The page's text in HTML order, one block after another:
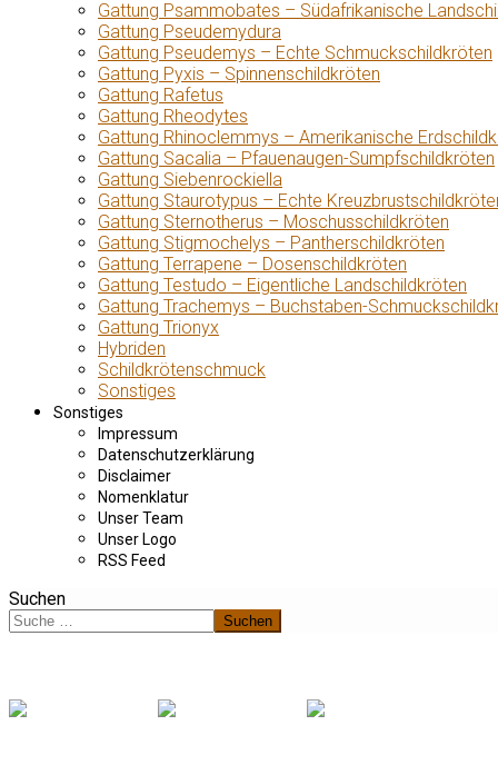
Gattung Psammobates – Südafrikanische
Gattung Pseudemydura
Gattung Pseudemys – Echte Schmuckschildkröten
Gattung Pyxis – Spinnenschildkröten
Gattung Rafetus
Gattung Rheodytes
Gattung Rhinoclemmys – Amerikanische
Gattung Sacalia – Pfauenaugen-Sumpfschildkröten
Gattung Siebenrockiella
Gattung Staurotypus – Echte
Gattung Sternotherus – Moschusschildkröten
Gattung Stigmochelys – Pantherschildkröten
Gattung Terrapene – Dosenschildkröten
Gattung Testudo – Eigentliche Landschildkröten
Gattung Trachemys – Buchstaben-
Gattung Trionyx
Hybriden
Schildkrötenschmuck
Sonstiges
Sonstiges
Impressum
Datenschutzerklärung
Disclaimer
Nomenklatur
Unser Team
Unser Logo
RSS Feed
Suchen
Suchen